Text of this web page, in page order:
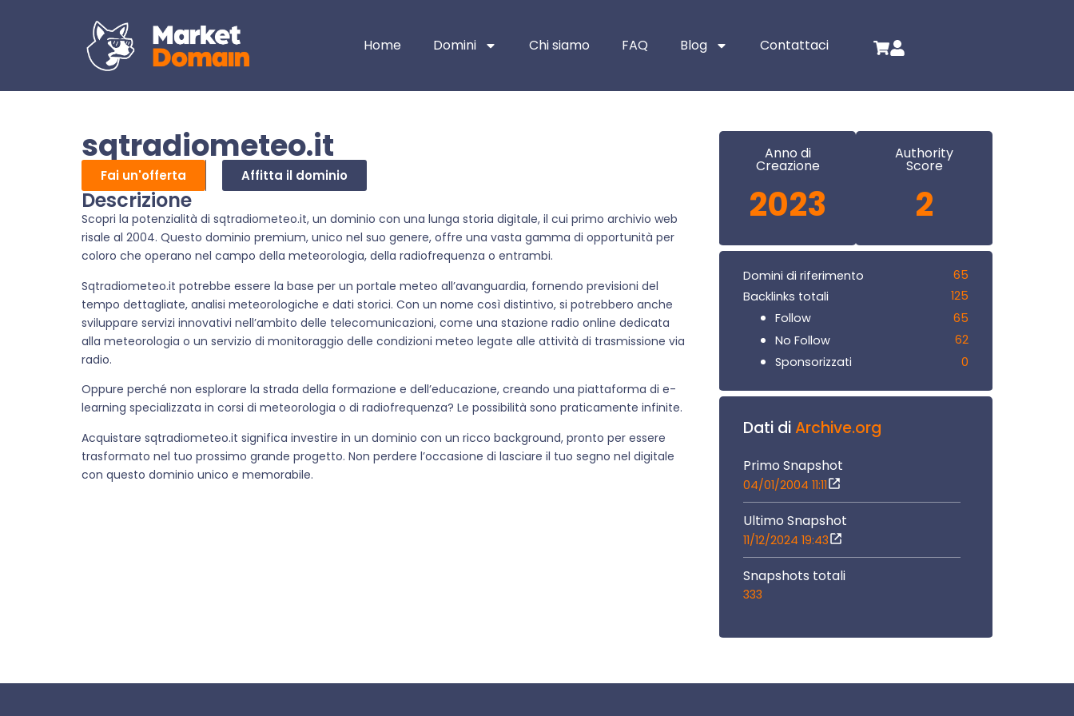
Home Domini Chi siamo FAQ Blog Contattaci
sqtradiometeo.it
Fai un'offerta Affitta il dominio
Descrizione
Scopri la potenzialità di sqtradiometeo.it, un dominio con una lunga storia digitale, il cui primo archivio web
risale al 2004. Questo dominio premium, unico nel suo genere, offre una vasta gamma di opportunità per
coloro che operano nel campo della meteorologia, della radiofrequenza o entrambi.
Sqtradiometeo.it potrebbe essere la base per un portale meteo all’avanguardia, fornendo previsioni del
tempo dettagliate, analisi meteorologiche e dati storici. Con un nome così distintivo, si potrebbero anche
sviluppare servizi innovativi nell’ambito delle telecomunicazioni, come una stazione radio online dedicata
alla meteorologia o un servizio di monitoraggio delle condizioni meteo legate alle attività di trasmissione via
radio.
Oppure perché non esplorare la strada della formazione e dell’educazione, creando una piattaforma di e-
learning specializzata in corsi di meteorologia o di radiofrequenza? Le possibilità sono praticamente infinite.
Acquistare sqtradiometeo.it significa investire in un dominio con un ricco background, pronto per essere
trasformato nel tuo prossimo grande progetto. Non perdere l’occasione di lasciare il tuo segno nel digitale
con questo dominio unico e memorabile.
Anno di
Creazione
2023
Authority
Score
2
Domini di riferimento
65
Backlinks totali
125
Follow
65
No Follow
62
Sponsorizzati
0
Dati diArchive.org
Primo Snapshot
04/01/2004 11:11
Ultimo Snapshot
11/12/2024 19:43
Snapshots totali
333